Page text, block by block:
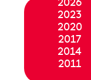
2026
2023
2020
2017
2014
2011